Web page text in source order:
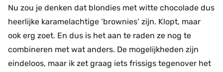
Nu zou je denken dat blondies met witte chocolade dus
heerlijke karamelachtige ‘brownies’ zijn. Klopt, maar
ook erg zoet. En dus is het aan te raden ze nog te
combineren met wat anders. De mogelijkheden zijn
eindeloos, maar ik zet graag iets frissigs tegenover het